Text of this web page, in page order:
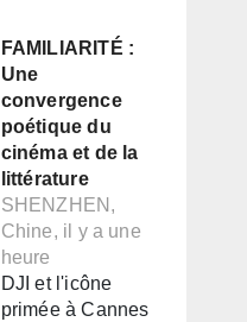
FAMILIARITÉ :
Une
convergence
poétique du
cinéma et de la
littérature
SHENZHEN,
Chine, il y a une
heure
DJI et l'icône
primée à Cannes